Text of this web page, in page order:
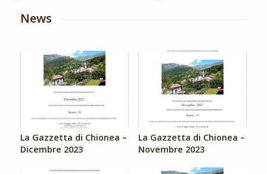
News
La Gazzetta di Chionea –
Dicembre 2023
La Gazzetta di Chionea –
Novembre 2023